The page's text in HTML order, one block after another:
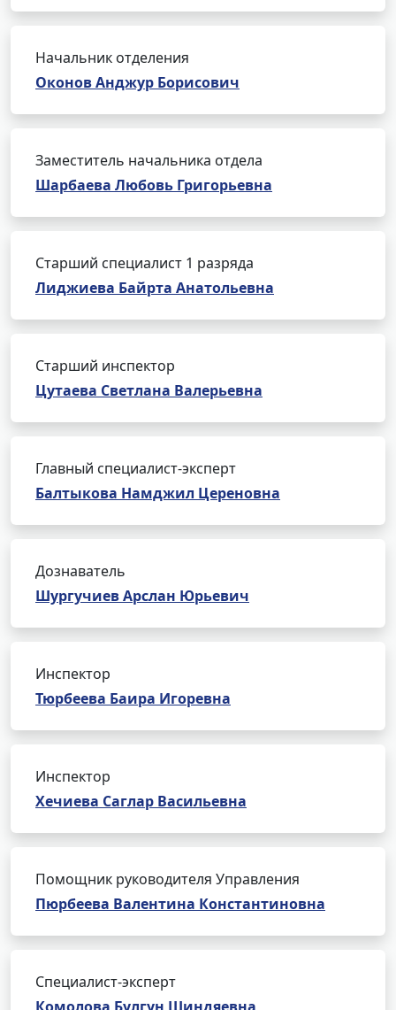
Начальник отделения
Оконов Анджур Борисович
Заместитель начальника отдела
Шарбаева Любовь Григорьевна
Старший специалист 1 разряда
Лиджиева Байрта Анатольевна
Старший инспектор
Цутаева Светлана Валерьевна
Главный специалист-эксперт
Балтыкова Намджил Цереновна
Дознаватель
Шургучиев Арслан Юрьевич
Инспектор
Тюрбеева Баира Игоревна
Инспектор
Хечиева Саглар Васильевна
Помощник руководителя Управления
Пюрбеева Валентина Константиновна
Специалист-эксперт